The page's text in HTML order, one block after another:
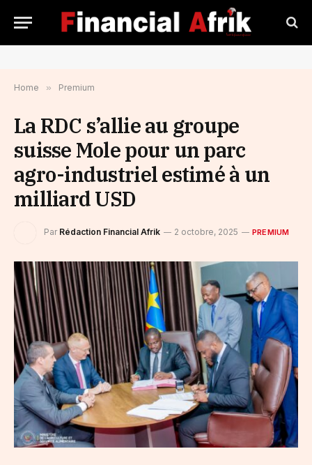
Home » Premium
La RDC s’allie au groupe
suisse Mole pour un parc
agro-industriel estimé à un
milliard USD
Par Rédaction Financial Afrik 2 octobre, 2025 PREMIUM